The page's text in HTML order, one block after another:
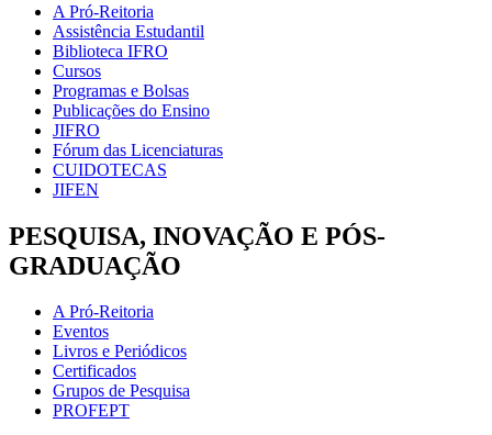
A Pró-Reitoria
Assistência Estudantil
Biblioteca IFRO
Cursos
Programas e Bolsas
Publicações do Ensino
JIFRO
Fórum das Licenciaturas
CUIDOTECAS
JIFEN
PESQUISA, INOVAÇÃO E PÓS-
GRADUAÇÃO
A Pró-Reitoria
Eventos
Livros e Periódicos
Certificados
Grupos de Pesquisa
PROFEPT